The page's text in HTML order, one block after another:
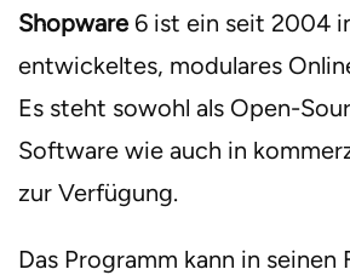
Shopware 6 ist ein seit 2004
entwickeltes, modulares
Es steht sowohl als Open-
Software wie auch in
zur Verfügung.
Das Programm kann in seinen